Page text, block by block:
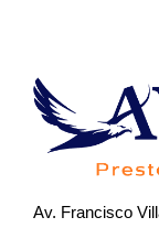
Av. Francisco